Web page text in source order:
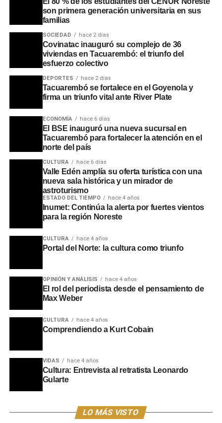
La Jefatura de Policía confirmó que las actuaciones
respecto a la rapiña continúan abiertas, dado que el
condenado en calidad de cómplice no aportó datos sobre
los autores materiales del hecho. El análisis pericial de
los 18 teléfonos celulares incautados será determinante
para el avance de las pesquisas en las próximas
son primera generación universitaria en sus
familias
SOCIEDAD hace 2 días
Covinatac inauguró su complejo de 36
viviendas en Tacuarembó: el triunfo del
esfuerzo colectivo
DEPORTES hace 2 días
Tacuarembó se fortalece en el Goyenola y
firma un triunfo vital ante River Plate
ECONOMÍA hace 6 días
El BSE inauguró una nueva sucursal en
Tacuarembó para fortalecer la atención en el
norte del país
CULTURA hace 6 días
Valle Edén amplía su oferta turística con una
nueva sala histórica y un mirador de
astroturismo
ESTADO DEL TIEMPO hace 4 años
Inumet: Continúa la alerta por fuertes vientos
para la región Noreste
CULTURA hace 4 años
Portal del Norte: la cultura como triunfo
OPINIÓN Y ANÁLISIS hace 4 años
El rol del periodista desde el pensamiento de
Max Weber
CULTURA hace 4 años
Comprendiendo a Kurt Cobain
VIDAS hace 4 años
Cultura: Entrevista al retratista Leonardo
Gularte
LO MÁS VISTO